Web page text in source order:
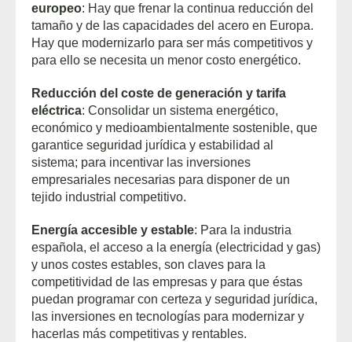
europeo: Hay que frenar la continua reducción del
tamaño y de las capacidades del acero en Europa.
Hay que modernizarlo para ser más competitivos y
para ello se necesita un menor costo energético.
Reducción del coste de generación y tarifa
eléctrica: Consolidar un sistema energético,
económico y medioambientalmente sostenible, que
garantice seguridad jurídica y estabilidad al
sistema; para incentivar las inversiones
empresariales necesarias para disponer de un
tejido industrial competitivo.
Energía accesible y estable: Para la industria
española, el acceso a la energía (electricidad y gas)
y unos costes estables, son claves para la
competitividad de las empresas y para que éstas
puedan programar con certeza y seguridad jurídica,
las inversiones en tecnologías para modernizar y
hacerlas más competitivas y rentables.